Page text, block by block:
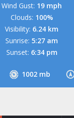
1002 mb
Wind Gust: 19 mph
Clouds: 100%
Visibility: 6.24 km
Sunrise: 5:27 am
Sunset: 6:34 pm